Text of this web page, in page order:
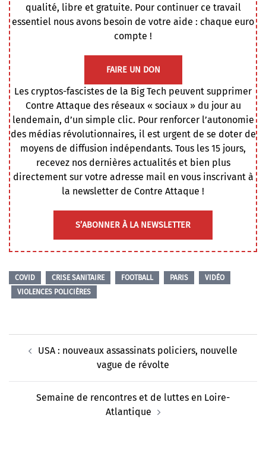
qualité, libre et gratuite. Pour continuer ce travail
essentiel nous avons besoin de votre aide : chaque euro
compte !
FAIRE UN DON
Les cryptos-fascistes de la Big Tech peuvent supprimer
Contre Attaque des réseaux « sociaux » du jour au
lendemain, d’un simple clic. Pour renforcer l’autonomie
des médias révolutionnaires, il est urgent de se doter de
moyens de diffusion indépendants. Tous les 15 jours,
recevez nos dernières actualités et bien plus
directement sur votre adresse mail en vous inscrivant à
la newsletter de Contre Attaque !
S’ABONNER À LA NEWSLETTER
COVID CRISE SANITAIRE FOOTBALL PARIS
VIDÉO
VIOLENCES POLICIÈRES
d’articleUSA : nouveaux assassinats policiers, nouvelle
vague de révolte
Semaine de rencontres et de luttes en Loire-
Atlantique